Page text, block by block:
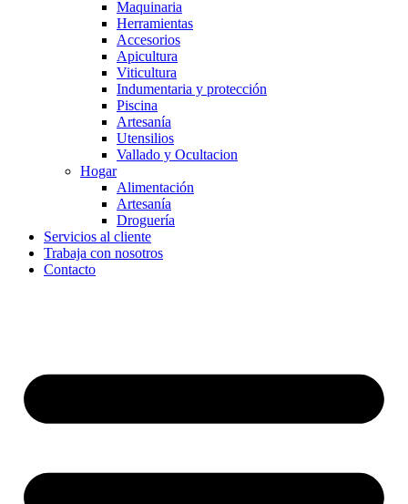
Maquinaria
Herramientas
Accesorios
Apicultura
Viticultura
Indumentaria y protección
Piscina
Artesanía
Utensilios
Vallado y Ocultacion
Hogar
Alimentación
Artesanía
Droguería
Servicios al cliente
Trabaja con nosotros
Contacto